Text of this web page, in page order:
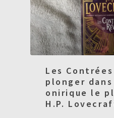
Les
plonger
onirique le
H.P.